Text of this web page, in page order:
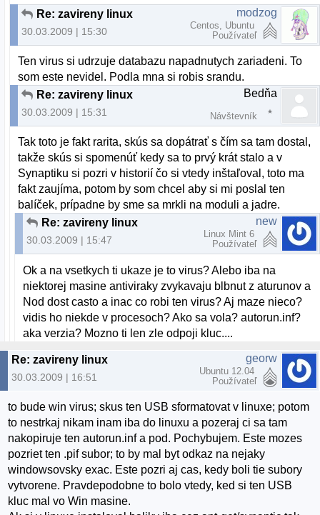
Re: zavireny linux
30.03.2009 | 15:30
modzog
Centos, Ubuntu
Používateľ
Ten virus si udrzuje databazu napadnutych zariadeni. To
som este nevidel. Podla mna si robis srandu.
Re: zavireny linux
30.03.2009 | 15:31
Bedňa
Návštevník
Tak toto je fakt rarita, skús sa dopátrať s čím sa tam dostal,
takže skús si spomenúť kedy sa to prvý krát stalo a v
Synaptiku si pozri v historií čo si vtedy inštaľoval, toto ma
fakt zaujíma, potom by som chcel aby si mi poslal ten
balíček, prípadne by sme sa mrkli na moduli a jadre.
Re: zavireny linux
30.03.2009 | 15:47
new
Linux Mint 6
Používateľ
Ok a na vsetkych ti ukaze je to virus? Alebo iba na
niektorej masine antiviraky zvykavaju blbnut z aturunov a
Nod dost casto a inac co robi ten virus? Aj maze nieco?
vidis ho niekde v procesoch? Ako sa vola? autorun.inf?
aka verzia? Mozno ti len zle odpoji kluc....
Re: zavireny linux
30.03.2009 | 16:51
georw
Ubuntu 12.04
Používateľ
to bude win virus; skus ten USB sformatovat v linuxe; potom
to nestrkaj nikam inam iba do linuxu a pozeraj ci sa tam
nakopiruje ten autorun.inf a pod. Pochybujem. Este mozes
pozriet ten .pif subor; to by mal byt odkaz na nejaky
windowsovsky exac. Este pozri aj cas, kedy boli tie subory
vytvorene. Pravdepodobne to bolo vtedy, ked si ten USB
kluc mal vo Win masine.